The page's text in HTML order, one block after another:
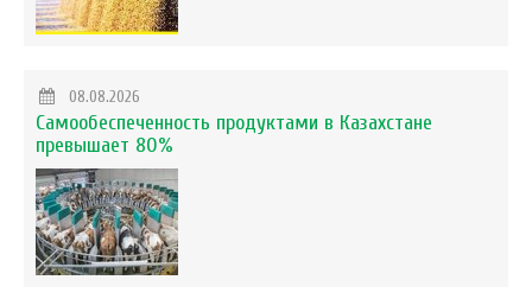
08.08.2026
Самообеспеченность продуктами в Казахстане
превышает 80%